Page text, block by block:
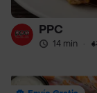
PPC
14 min ·